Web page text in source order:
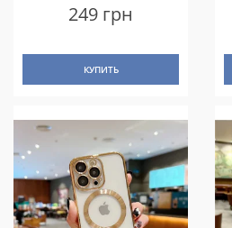
249 грн
КУПИТЬ